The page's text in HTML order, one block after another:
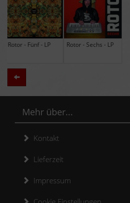
Rotor - Sechs - LP Rotor - Sieben - LP
Zurück
Mehr über...
Kontakt
Lieferzeit
Impressum